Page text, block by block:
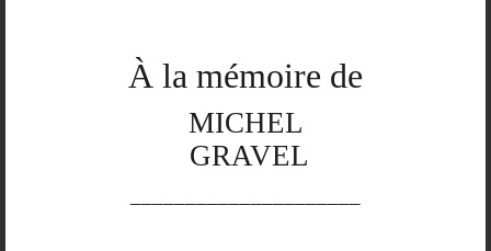
À la mémoire de
MICHEL
GRAVEL